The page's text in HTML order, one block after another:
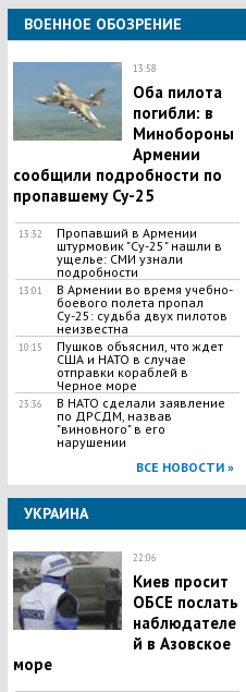
ВОЕННОЕ ОБОЗРЕНИЕ
13:58
Оба пилота
погибли: в
Минобороны
Армении
сообщили подробности по
пропавшему Су-25
13:32
Пропавший в Армении
штурмовик "Су-25" нашли в
ущелье: СМИ узнали
подробности
13:01
В Армении во время учебно-
боевого полета пропал
Су-25: судьба двух пилотов
неизвестна
10:15
Пушков объяснил, что ждет
США и НАТО в случае
отправки кораблей в
Черное море
23:36
В НАТО сделали заявление
по ДРСДМ, назвав
"виновного" в его
нарушении
ВСЕ НОВОСТИ »
УКРАИНА
22:06
Киев просит
ОБСЕ послать
наблюдателе
й в Азовское
море